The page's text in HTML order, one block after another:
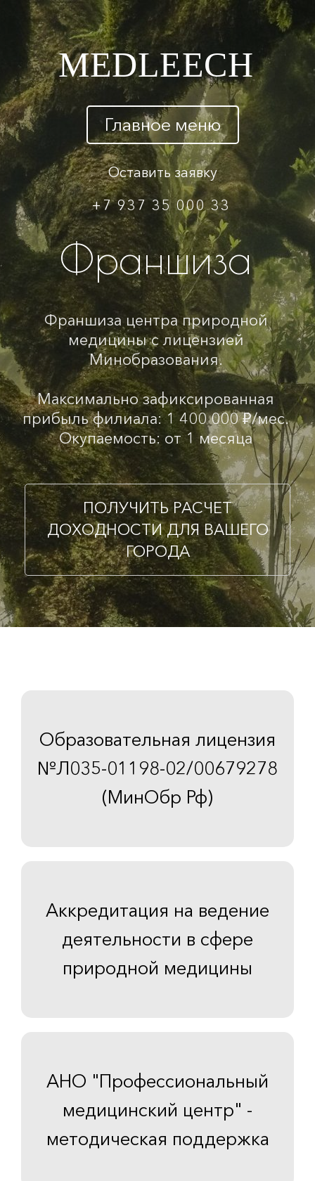
MEDLEECH
Главное меню
Оставить заявку
+7 937 35 000 33
Франшиза
Франшиза центра природной
медицины с лицензией
Минобразования.
Максимально зафиксированная
прибыль филиала: 1 400 000 ₽/мес.
Окупаемость: от 1 месяца
ПОЛУЧИТЬ РАСЧЕТ
ДОХОДНОСТИ ДЛЯ ВАШЕГО
ГОРОДА
Образовательная лицензия
№Л035-01198-02/00679278
(МинОбр Рф)
Аккредитация на ведение
деятельности в сфере
природной медицины
АНО "Профессиональный
медицинский центр" -
методическая поддержка